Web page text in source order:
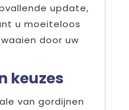
update,
u moeiteloos
door uw
keuzes
van gordijnen